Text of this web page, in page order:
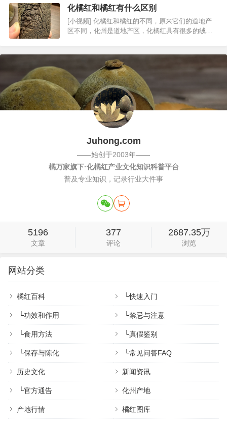
化橘红和橘红有什么区别
[小视频] 化橘红和橘红的不同，原来它们的道地产
区不同，化州是道地产区，化橘红具有很多的绒
Juhong.com
——始创于2003年——
橘万家旗下·化橘红产业文化知识科普平台
普及专业知识，记录行业大件事
5196
文章
377
评论
2687.35万
浏览
网站分类
橘红百科 └快速入门
└功效和作用 └禁忌与注意
└食用方法 └真假鉴别
└保存与陈化 └常见问答FAQ
历史文化 新闻资讯
└官方通告 化州产地
产地行情 橘红图库